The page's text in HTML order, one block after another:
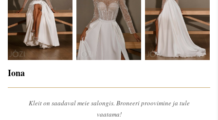
Iona
Kleit on saadaval meie salongis. Broneeri proovimine ja tule
vaatama!